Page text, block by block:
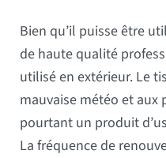
Bien qu’il puisse être
de haute qualité
utilisé en extérieur. Le
mauvaise météo et
pourtant un produit
La fréquence de